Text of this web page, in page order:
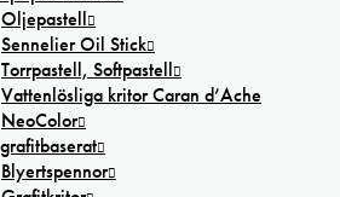
Oljepastell
Sennelier Oil Stick
Torrpastell, Softpastell
Vattenlösliga kritor Caran d’Ache
NeoColor
Blyertspennor